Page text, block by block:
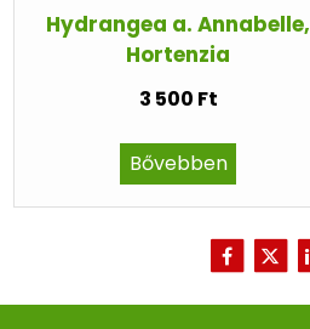
Hydrangea a. Annabelle,
Hortenzia
3 500 Ft
Bővebben